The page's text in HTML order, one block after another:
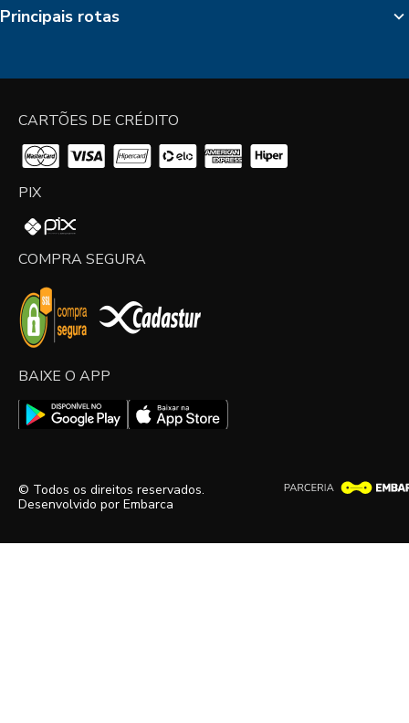
Principais rotas
CARTÕES DE CRÉDITO
PIX
COMPRA SEGURA
BAIXE O APP
© Todos os direitos reservados.
Desenvolvido por Embarca